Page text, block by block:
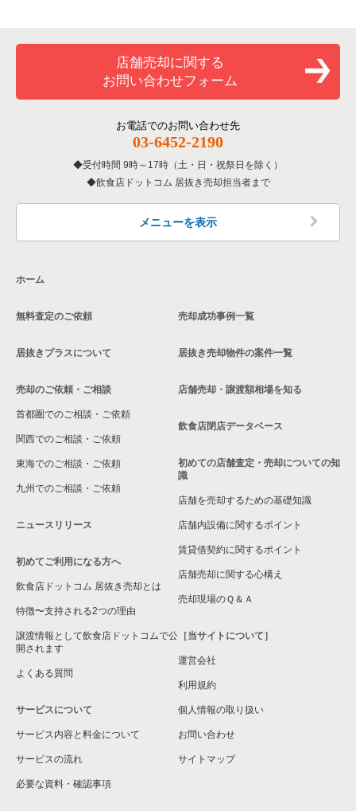
洋食の居抜き売却物件の案件一覧
その他の居抜き売却物件の案件一覧
北区の飲食店の居抜き売却物件の案件一覧
江戸川区の飲食店の居抜き売却物件の案件一覧
墨田区の飲食店の居抜き売却物件の案件一覧
品川区の飲食店の居抜き売却物件の案件一覧
中野区の飲食店の居抜き売却物件の案件一覧
東京23区のバーの居抜き売却物件の案件一覧
東京23区の居酒屋・ダイニングバーの居抜き売却物件の案件一
東京23区の専門料理の居抜き売却物件の案件一覧
東京23区の和食の居抜き売却物件の案件一覧
東京23区の洋食の居抜き売却物件の案件一覧
店舗売却に関する
お問い合わせフォーム
お電話でのお問い合わせ先
03-6452-2190
受付時間 9時～17時（土・日・祝祭日を除く）
飲食店ドットコム 居抜き売却担当者まで
メニューを表示
ホーム
無料査定のご依頼
居抜きプラスについて
売却のご依頼・ご相談
首都圏でのご相談・ご依頼
関西でのご相談・ご依頼
東海でのご相談・ご依頼
九州でのご相談・ご依頼
ニュースリリース
初めてご利用になる方へ
飲食店ドットコム 居抜き売却とは
特徴〜支持される2つの理由
譲渡情報として飲食店ドットコムで公
開されます
よくある質問
サービスについて
サービス内容と料金について
サービスの流れ
必要な資料・確認事項
売却成功事例一覧
居抜き売却物件の案件一覧
店舗売却・譲渡額相場を知る
飲食店閉店データベース
初めての店舗査定・売却についての知
識
店舗を売却するための基礎知識
店舗内設備に関するポイント
賃貸借契約に関するポイント
店舗売却に関する心構え
売却現場のＱ＆Ａ
［当サイトについて］
運営会社
利用規約
個人情報の取り扱い
お問い合わせ
サイトマップ